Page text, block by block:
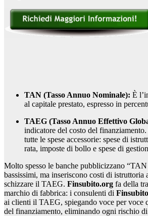
TAN (Tasso Annuo Nominale): È
al capitale prestato, espresso in
TAEG (Tasso Annuo Effettivo
indicatore del costo del
tutte le spese accessorie: spese di
rata, imposte di bollo e spese di
Molto spesso le banche pubblicizzano “TAN
bassissimi, ma inseriscono costi di istruttoria
schizzare il TAEG. Finsubito.org fa della
marchio di fabbrica: i consulenti di
ai clienti il TAEG, spiegando voce per voce
del finanziamento, eliminando ogni rischio